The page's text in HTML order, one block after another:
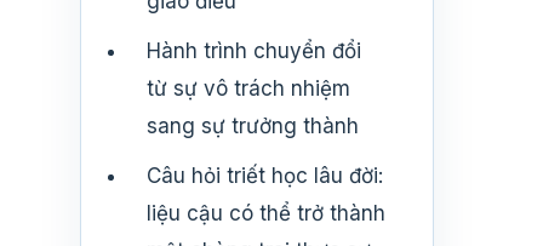
Hành trình chuyển đổi
từ sự vô trách nhiệm
sang sự trưởng thành
Câu hỏi triết học lâu đời:
liệu cậu có thể trở thành